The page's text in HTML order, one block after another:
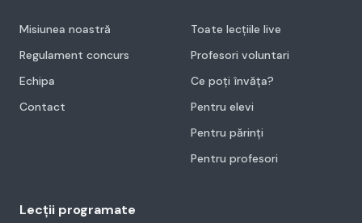
Misiunea noastră
Regulament concurs
Echipa
Contact
Toate lecțiile live
Profesori voluntari
Ce poți învăța?
Pentru elevi
Pentru părinți
Pentru profesori
Lecții programate